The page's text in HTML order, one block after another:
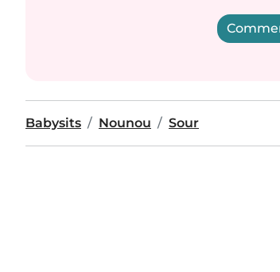
Babysits Nounou Sour